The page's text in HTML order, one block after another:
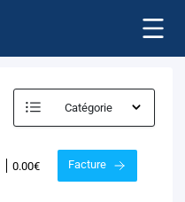
0.00€ Facture
Catégorie